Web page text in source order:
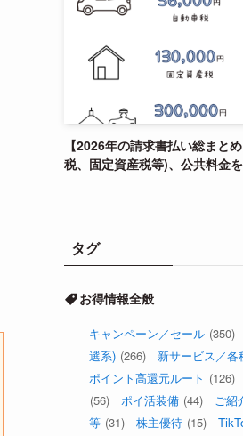
【2026年の請求書払い総まと
税、固定資産税等)、公共料金
タグ
お得情報全般
キャンペーン／セール (350)
選系) (266) 新サービス／各
ポイント高還元ルート (126)
(56)
ポイ活装備 (44)
ご紹
等 (31) 株主優待 (15)